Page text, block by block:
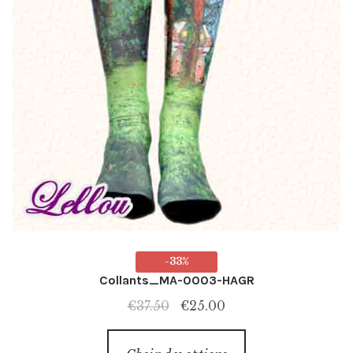
-33%
Collants_MA-0003-HAGR
€37.50
Le
prix
initial
€25.00
prix
actuel